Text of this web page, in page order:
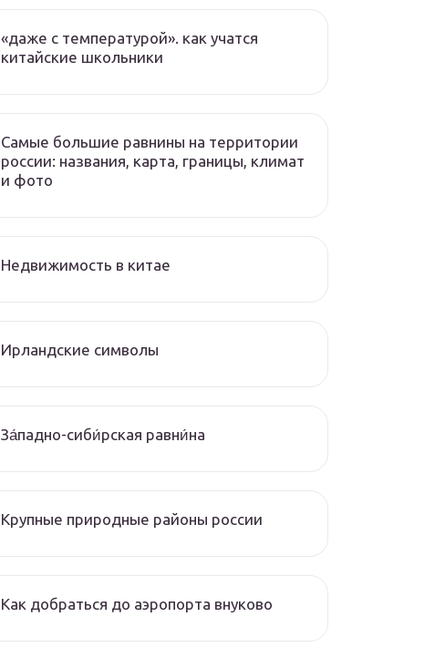
«даже с температурой». как учатся
китайские школьники
Самые большие равнины на территории
россии: названия, карта, границы, климат
и фото
Недвижимость в китае
Ирландские символы
За́падно-сиби́рская равни́на
Крупные природные районы россии
Как добраться до аэропорта внуково